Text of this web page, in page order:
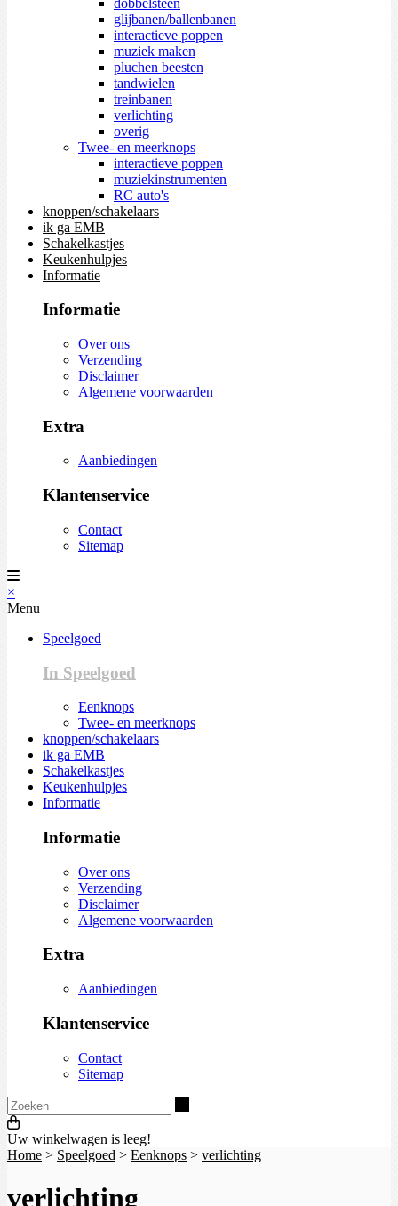
glijbanen/ballenbanen
interactieve poppen
muziek maken
pluchen beesten
tandwielen
treinbanen
verlichting
overig
Twee- en meerknops
interactieve poppen
muziekinstrumenten
RC auto's
knoppen/schakelaars
ik ga EMB
Schakelkastjes
Keukenhulpjes
Informatie
Informatie
Over ons
Verzending
Disclaimer
Algemene voorwaarden
Extra
Aanbiedingen
Klantenservice
Contact
Sitemap
×
Menu
Speelgoed
In Speelgoed
Eenknops
Twee- en meerknops
knoppen/schakelaars
ik ga EMB
Schakelkastjes
Keukenhulpjes
Informatie
Informatie
Over ons
Verzending
Disclaimer
Algemene voorwaarden
Extra
Aanbiedingen
Klantenservice
Contact
Sitemap
Uw winkelwagen is leeg!
Home > Speelgoed > Eenknops > verlichting
verlichting